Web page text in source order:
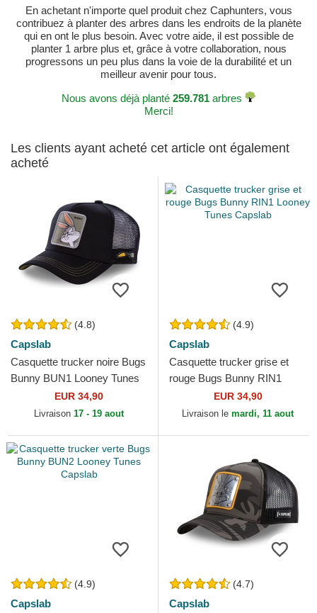
En achetant n'importe quel produit chez Caphunters, vous
contribuez à planter des arbres dans les endroits de la planète
qui en ont le plus besoin. Avec votre aide, il est possible de
planter 1 arbre plus et, grâce à votre collaboration, nous
progressons un peu plus dans la voie de la durabilité et un
meilleur avenir pour tous.
Nous avons déjà planté 259.781 arbres
Merci!
Les clients ayant acheté cet article ont également
acheté
(4.8)
Capslab
Casquette trucker noire Bugs
Bunny BUN1 Looney Tunes
EUR 34,90
Livraison 17 - 19 aout
(4.9)
Capslab
Casquette trucker grise et
rouge Bugs Bunny RIN1
Looney Tunes Capslab
EUR 34,90
Livraison le mardi, 11 aout
(4.9)
Capslab
(4.7)
Capslab